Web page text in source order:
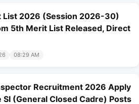
List 2026 (Session 2026-30)
5th Merit List Released, Direct
08:29 AM
Recruitment 2026 Apply
(General Closed Cadre) Posts